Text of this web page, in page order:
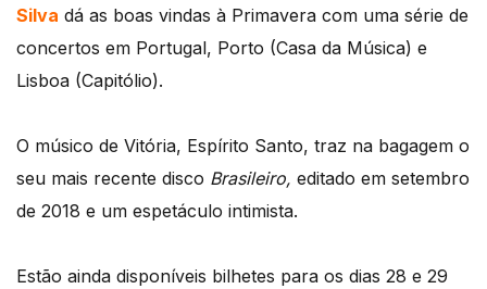
Silva dá as boas vindas à Primavera com uma série de
concertos em Portugal, Porto (Casa da Música) e
Lisboa (Capitólio).
O músico de Vitória, Espírito Santo, traz na bagagem o
seu mais recente disco Brasileiro, editado em setembro
de 2018 e um espetáculo intimista.
Estão ainda disponíveis bilhetes para os dias 28 e 29